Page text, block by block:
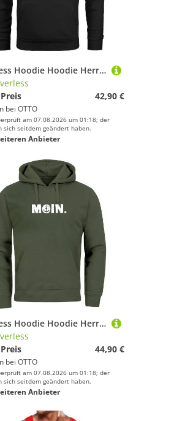
Neverless Hoodie Hoodie Herren Hirsch Polygon Geweih Geometrisch Formen
42,90 €
bei OTTO
am 07.08.2026 um 01:18; der
sich seitdem geändert haben.
Anbieter
Neverless Hoodie Hoodie Herren Moin Dialekt Norden Hamburg Anker Print
44,90 €
bei OTTO
am 07.08.2026 um 01:18; der
sich seitdem geändert haben.
Anbieter